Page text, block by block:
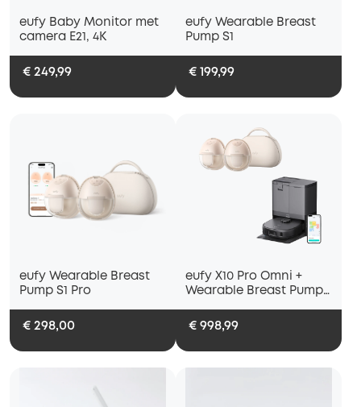
eufy Baby Monitor met
camera E21, 4K
€ 249,99
eufy Wearable Breast
Pump S1
€ 199,99
eufy Wearable Breast
Pump S1 Pro
€ 298,00
eufy X10 Pro Omni +
Wearable Breast Pump
€ 998,99